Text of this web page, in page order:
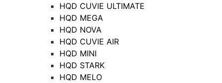
HQD CUVIE ULTIMATE
HQD MEGA
HQD NOVA
HQD CUVIE AIR
HQD MINI
HQD STARK
HQD MELO